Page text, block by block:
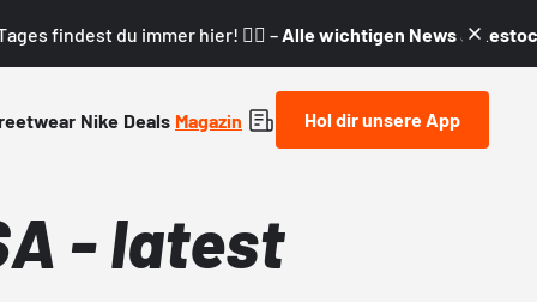
findest du immer hier! 👇🏼 – Alle wichtigen News &
Nike Deals Magazin Hol dir unsere App
- latest